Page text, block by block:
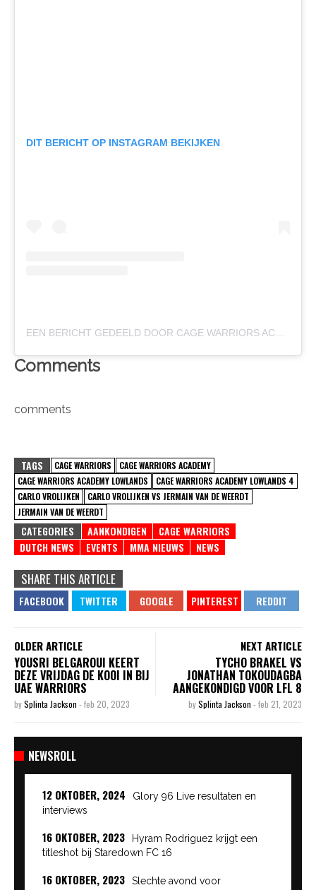
DIT BERICHT OP INSTAGRAM BEKIJKEN
Comments
comments
TAGS CAGE WARRIORS
CAGE WARRIORS ACADEMY
CAGE WARRIORS ACADEMY LOWLANDS
CAGE WARRIORS ACADEMY LOWLANDS 4
CARLO VROLIJKEN
CARLO VROLIJKEN VS JERMAIN VAN DE WEERDT
JERMAIN VAN DE WEERDT
CATEGORIES AANKONDIGEN
CAGE WARRIORS
DUTCH NEWS
EVENTS MMA NIEUWS NEWS
SHARE THIS ARTICLE
OLDER ARTICLE
YOUSRI BELGAROUI KEERT
DEZE VRIJDAG DE KOOI IN BIJ
UAE WARRIORS
bySplinta Jackson - feb 20, 2023
NEXT ARTICLE
TYCHO BRAKEL VS
JONATHAN TOKOUDAGBA
AANGEKONDIGD VOOR LFL 8
bySplinta Jackson - feb 21, 2023
NEWSROLL
12 OKTOBER, 2024
Glory 96 Live resultaten en
interviews
16 OKTOBER, 2023
Hyram Rodriguez krijgt een
titleshot bij Staredown FC 16
16 OKTOBER, 2023
Slechte avond voor